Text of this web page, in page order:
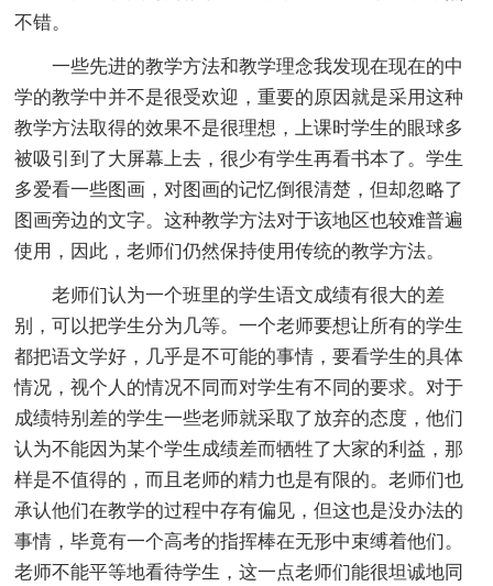
不错。
一些先进的教学方法和教学理念我发现在现在的中
学的教学中并不是很受欢迎，重要的原因就是采用这种
教学方法取得的效果不是很理想，上课时学生的眼球多
被吸引到了大屏幕上去，很少有学生再看书本了。学生
多爱看一些图画，对图画的记忆倒很清楚，但却忽略了
图画旁边的文字。这种教学方法对于该地区也较难普遍
使用，因此，老师们仍然保持使用传统的教学方法。
老师们认为一个班里的学生语文成绩有很大的差
别，可以把学生分为几等。一个老师要想让所有的学生
都把语文学好，几乎是不可能的事情，要看学生的具体
情况，视个人的情况不同而对学生有不同的要求。对于
成绩特别差的学生一些老师就采取了放弃的态度，他们
认为不能因为某个学生成绩差而牺牲了大家的利益，那
样是不值得的，而且老师的精力也是有限的。老师们也
承认他们在教学的过程中存有偏见，但这也是没办法的
事情，毕竟有一个高考的指挥棒在无形中束缚着他们。
老师不能平等地看待学生，这一点老师们能很坦诚地同